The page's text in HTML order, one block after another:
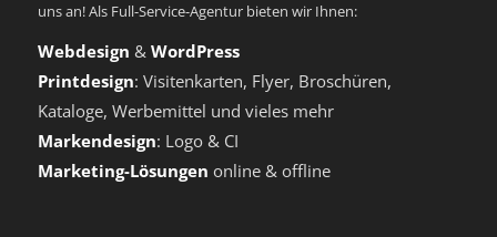
uns an! Als Full-Service-Agentur bieten wir Ihnen:
Webdesign & WordPress
Printdesign: Visitenkarten, Flyer, Broschüren,
Kataloge, Werbemittel und vieles mehr
Markendesign: Logo & CI
Marketing-Lösungen online & offline